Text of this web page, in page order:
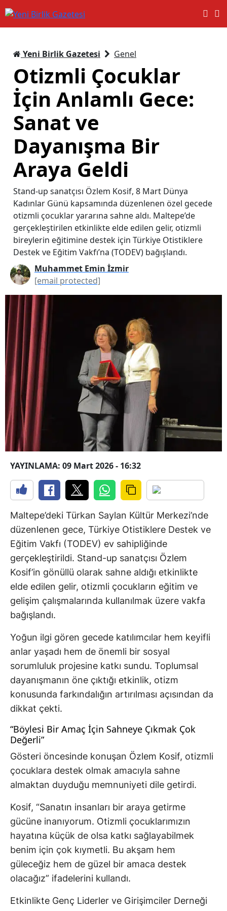
Yeni Birlik Gazetesi Genel
Otizmli Çocuklar
İçin Anlamlı Gece:
Sanat ve
Dayanışma Bir
Araya Geldi
Stand-up sanatçısı Özlem Kosif, 8 Mart Dünya
Kadınlar Günü kapsamında düzenlenen özel gecede
otizmli çocuklar yararına sahne aldı. Maltepe’de
gerçekleştirilen etkinlikte elde edilen gelir, otizmli
bireylerin eğitimine destek için Türkiye Otistiklere
Destek ve Eğitim Vakfı’na (TODEV) bağışlandı.
Muhammet Emin İzmir
[email protected]
YAYINLAMA: 09 Mart 2026 - 16:32
Maltepe’deki Türkan Saylan Kültür Merkezi’nde
düzenlenen gece, Türkiye Otistiklere Destek ve
Eğitim Vakfı (TODEV) ev sahipliğinde
gerçekleştirildi. Stand-up sanatçısı Özlem
Kosif’in gönüllü olarak sahne aldığı etkinlikte
elde edilen gelir, otizmli çocukların eğitim ve
gelişim çalışmalarında kullanılmak üzere vakfa
bağışlandı.
Yoğun ilgi gören gecede katılımcılar hem keyifli
anlar yaşadı hem de önemli bir sosyal
sorumluluk projesine katkı sundu. Toplumsal
dayanışmanın öne çıktığı etkinlik, otizm
konusunda farkındalığın artırılması açısından da
dikkat çekti.
“Böylesi Bir Amaç İçin Sahneye Çıkmak Çok
Değerli”
Gösteri öncesinde konuşan Özlem Kosif, otizmli
çocuklara destek olmak amacıyla sahne
almaktan duyduğu memnuniyeti dile getirdi.
Kosif, “Sanatın insanları bir araya getirme
gücüne inanıyorum. Otizmli çocuklarımızın
hayatına küçük de olsa katkı sağlayabilmek
benim için çok kıymetli. Bu akşam hem
güleceğiz hem de güzel bir amaca destek
olacağız” ifadelerini kullandı.
Etkinlikte Genç Liderler ve Girişimciler Derneği